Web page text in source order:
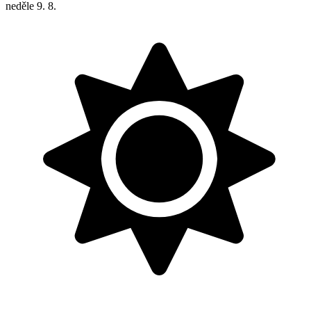
neděle 9. 8.